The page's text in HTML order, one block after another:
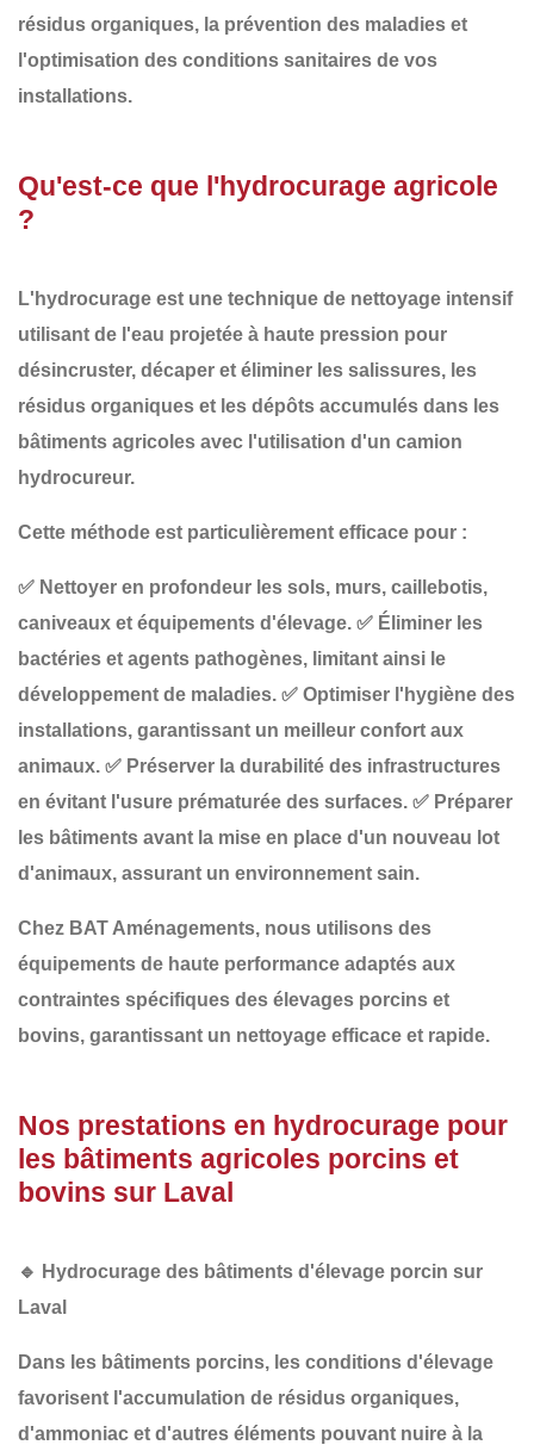
résidus organiques, la prévention des maladies et
l'optimisation des conditions sanitaires de vos
installations.
Qu'est-ce que l'hydrocurage agricole
?
L' hydrocurage est une technique de nettoyage intensif
utilisant de l'eau projetée à haute pression pour
désincruster, décaper et éliminer les salissures, les
résidus organiques et les dépôts accumulés dans les
bâtiments agricoles avec l'utilisation d'un camion
hydrocureur.
Cette méthode est particulièrement efficace pour :
✅ Nettoyer en profondeur les sols, murs, caillebotis,
caniveaux et équipements d'élevage. ✅ Éliminer les
bactéries et agents pathogènes, limitant ainsi le
développement de maladies. ✅ Optimiser l'hygiène des
installations, garantissant un meilleur confort aux
animaux. ✅ Préserver la durabilité des infrastructures
en évitant l'usure prématurée des surfaces. ✅ Préparer
les bâtiments avant la mise en place d'un nouveau lot
d'animaux, assurant un environnement sain.
Chez BAT Aménagements, nous utilisons des
équipements de haute performance adaptés aux
contraintes spécifiques des élevages porcins et
bovins, garantissant un nettoyage efficace et rapide.
Nos prestations en hydrocurage pour
les bâtiments agricoles porcins et
bovins sur Laval
🔹 Hydrocurage des bâtiments d'élevage porcin sur
Laval
Dans les bâtiments porcins, les conditions d'élevage
favorisent l'accumulation de résidus organiques,
d'ammoniac et d'autres éléments pouvant nuire à la